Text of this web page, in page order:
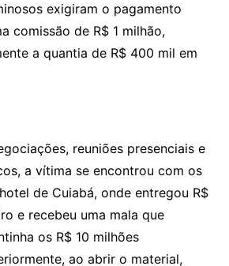
exigiram o pagamento
comissão de R$ 1 milhão,
a quantia de R$ 400 mil em
reuniões presenciais e
a vítima se encontrou com os
de Cuiabá, onde entregou R$
e recebeu uma mala que
os R$ 10 milhões
ao abrir o material,